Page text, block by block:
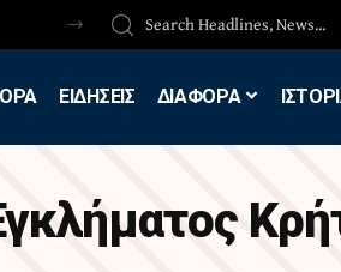
ΕΙΔΗΣΕΙΣ ΔΙΑΦΟΡΑ